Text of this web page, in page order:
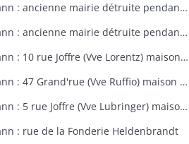
Bitschwiller-les-Thann : ancienne mairie détruite pendant la guerre
Bitschwiller-les-Thann : ancienne mairie détruite pendant la guerre
Bitschwiller-les-Thann : 10 rue Joffre (Vve Lorentz) maison détruite pendant la guerre
Bitschwiller-les-Thann : 47 Grand'rue (Vve Ruffio) maison détruite pendant la guerre
Bitschwiller-les-Thann : 5 rue Joffre (Vve Lubringer) maison détruite pendant la guerre
: rue de la Fonderie Heldenbrandt